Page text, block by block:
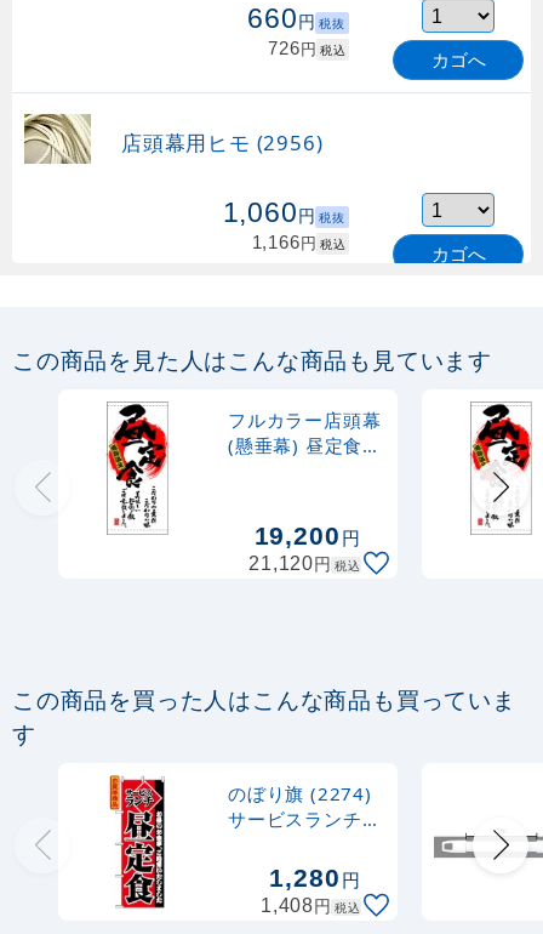
660円 税抜
726円 税込 カゴへ
店頭幕用ヒモ (2956)
1,060円 税抜
1,166円 税込 カゴへ
1,000円 税抜
1,100 円 税込 カゴへ
この商品を見た人はこんな商品も見ています
フルカラー店頭幕
(懸垂幕) 昼定食
19,200円
21,120円 税込
この商品を買った人はこんな商品も買っていま
す
のぼり旗 (2274)
サービスランチ昼
1,280円
1,408円 税込